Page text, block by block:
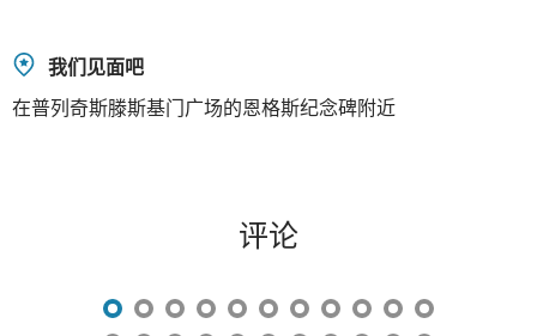
我们见面吧
在普列奇斯滕斯基门广场的恩格斯纪念碑附近
评论